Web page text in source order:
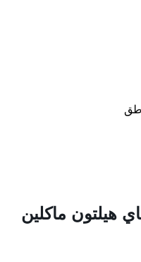
هيلتون ماكلين